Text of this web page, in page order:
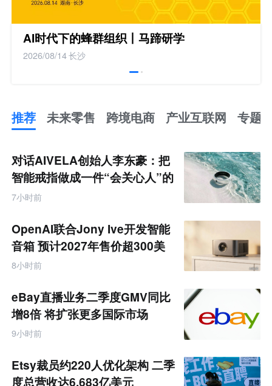
AI时代下的蜂群组织丨马蹄研学
2026/08/14长沙
推荐 未来零售 跨境电商 产业互联网 专题
来
零
售
跨
境
产
业
互
联
网
对话AIVELA创始人李东豪：把
智能戒指做成一件“会关心人”的
饰品
7小时前
OpenAI联合Jony Ive开发智能
音箱 预计2027年售价超300美
元
8小时前
eBay直播业务二季度GMV同比
增8倍 将扩张更多国际市场
9小时前
Etsy裁员约220人优化架构 二季
度总营收达6.683亿美元